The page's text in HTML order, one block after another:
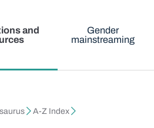
and
Gender
mainstreaming
A-Z Index